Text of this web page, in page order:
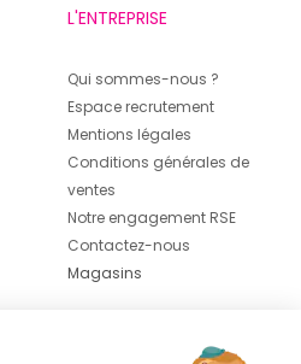
L'ENTREPRISE
Qui sommes-nous ?
Espace recrutement
Mentions légales
Conditions générales de
ventes
Notre engagement RSE
Contactez-nous
Magasins